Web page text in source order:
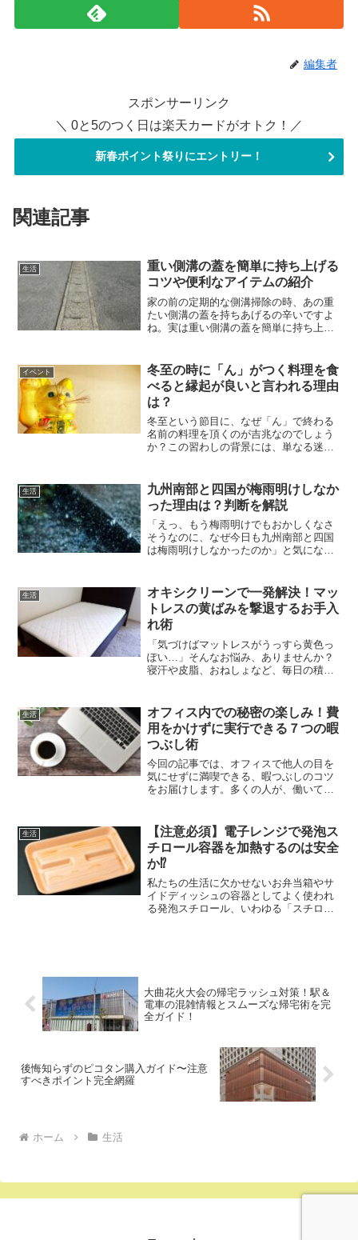
編集者
スポンサーリンク
＼ 0と5のつく日は楽天カードがオトク！／
新春ポイント祭りにエントリー！
関連記事
生活
重い側溝の蓋を簡単に持ち上げる
コツや便利なアイテムの紹介
家の前の定期的な側溝掃除の時、あの重
たい側溝の蓋を持ちあげるの辛いですよ
ね。実は重い側溝の蓋を簡単に持ち上げ
が一番手っ取り早い！簡単に持ち上げる
ことのできるアイテムは下...
イベント
冬至の時に「ん」がつく料理を食
べると縁起が良いと言われる理由
は？
冬至という節目に、なぜ「ん」で終わる
名前の料理を頂くのが吉兆なのでしょう
か？この習わしの背景には、単なる迷信
という日に秘められた意義や、日本古来
の祝日を祝う風習の魅力を...
生活
九州南部と四国が梅雨明けしなか
った理由は？判断を解説
「えっ、もう梅雨明けでもおかしくなさ
そうなのに、なぜ今日も九州南部と四国
は梅雨明けしなかったのか」と気になっ
よね。それでも発表が見送られると、気
象庁は何を基準に判断して...
生活
オキシクリーンで一発解決！マッ
トレスの黄ばみを撃退するお手入
れ術
「気づけばマットレスがうっすら黄色っ
ぽい…」そんなお悩み、ありませんか？
寝汗や皮脂、おねしょなど、毎日の積み
介なのが、その黄ばみ。普通に拭くだけ
ではなかなか落ちてくれな...
生活
オフィス内での秘密の楽しみ！費
用をかけずに実行できる７つの暇
つぶし術
今回の記事では、オフィスで他人の目を
気にせずに満喫できる、暇つぶしのコツ
をお届けします。多くの人が、働いてい
う。仕事が忙しすぎるのもさることなが
ら、逆にやることがなくなる...
生活
【注意必須】電子レンジで発泡ス
チロール容器を加熱するのは安全
か⁉
私たちの生活に欠かせないお弁当箱やサ
イドディッシュの容器としてよく使われ
る発泡スチロール、いわゆる「スチロー
大曲花火大会の帰宅ラッシュ対策！駅＆
電車の混雑情報とスムーズな帰宅術を完
全ガイド！
後悔知らずのピコタン購入ガイド〜注意
すべきポイント完全網羅
ホーム 生活